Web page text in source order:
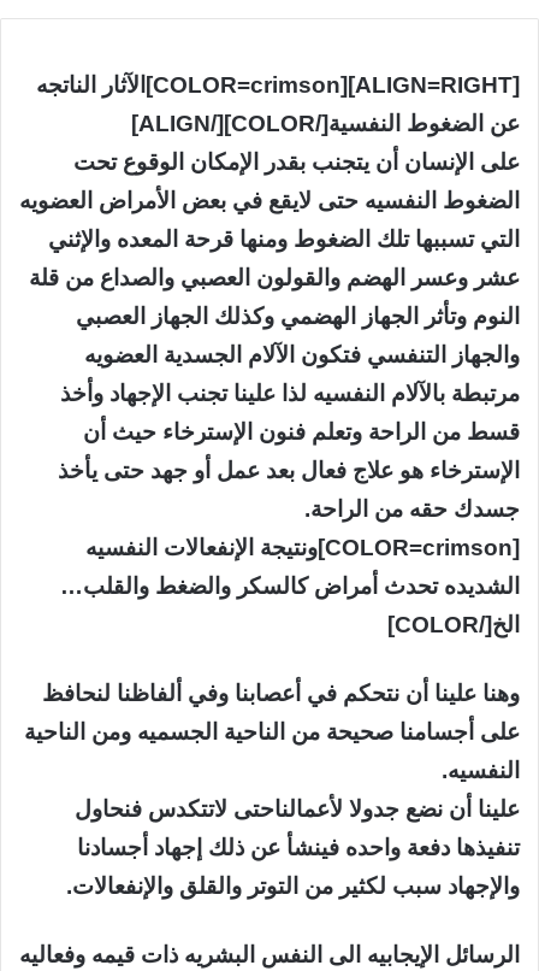
[ALIGN=RIGHT][COLOR=crimson]الآثار الناتجه
عن الضغوط النفسية[/COLOR][/ALIGN]
على الإنسان أن يتجنب بقدر الإمكان الوقوع تحت
الضغوط النفسيه حتى لايقع في بعض الأمراض العضويه
التي تسببها تلك الضغوط ومنها قرحة المعده والإثني
عشر وعسر الهضم والقولون العصبي والصداع من قلة
النوم وتأثر الجهاز الهضمي وكذلك الجهاز العصبي
والجهاز التنفسي فتكون الآلام الجسدية العضويه
مرتبطة بالآلام النفسيه لذا علينا تجنب الإجهاد وأخذ
قسط من الراحة وتعلم فنون الإسترخاء حيث أن
الإسترخاء هو علاج فعال بعد عمل أو جهد حتى يأخذ
جسدك حقه من الراحة.
[COLOR=crimson]ونتيجة الإنفعالات النفسيه
الشديده تحدث أمراض كالسكر والضغط والقلب…
الخ[/COLOR]
وهنا علينا أن نتحكم في أعصابنا وفي ألفاظنا لنحافظ
على أجسامنا صحيحة من الناحية الجسميه ومن الناحية
النفسيه.
علينا أن نضع جدولا لأعمالناحتى لاتتكدس فنحاول
تنفيذها دفعة واحده فينشأ عن ذلك إجهاد أجسادنا
والإجهاد سبب لكثير من التوتر والقلق والإنفعالات.
الرسائل الإيجابيه الى النفس البشريه ذات قيمه وفعاليه